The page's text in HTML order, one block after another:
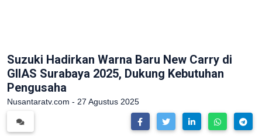
Suzuki Hadirkan Warna Baru New Carry di
GIIAS Surabaya 2025, Dukung Kebutuhan
Pengusaha
Nusantaratv.com - 27 Agustus 2025